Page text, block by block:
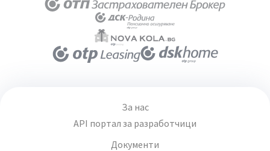
За нас
API портал за разработчици
Документи